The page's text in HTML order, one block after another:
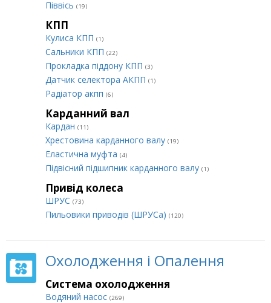
Піввісь (19)
КПП
Кулиса КПП (1)
Сальники КПП (22)
Прокладка піддону КПП (3)
Датчик селектора АКПП (1)
Радіатор акпп (6)
Карданний вал
Кардан (11)
Хрестовина карданного валу (19)
Еластична муфта (4)
Підвісний підшипник карданного валу (1)
Привід колеса
ШРУС (73)
Пильовики приводів (ШРУСа) (120)
Охолодження і Опалення
Система охолодження
Водяний насос (269)